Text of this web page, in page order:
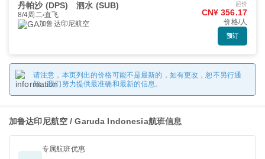
丹帕沙 (DPS) 泗水 (SUB)
8/4周二 直飞
加鲁达印尼航空
起价
CN¥ 356.17
价格/人
预订
请注意，本页列出的价格可能不是最新的，如有更改，恕不另行通
知。我们努力提供最准确和最新的信息。
加鲁达印尼航空 / Garuda Indonesia航班信息
专属航班优惠